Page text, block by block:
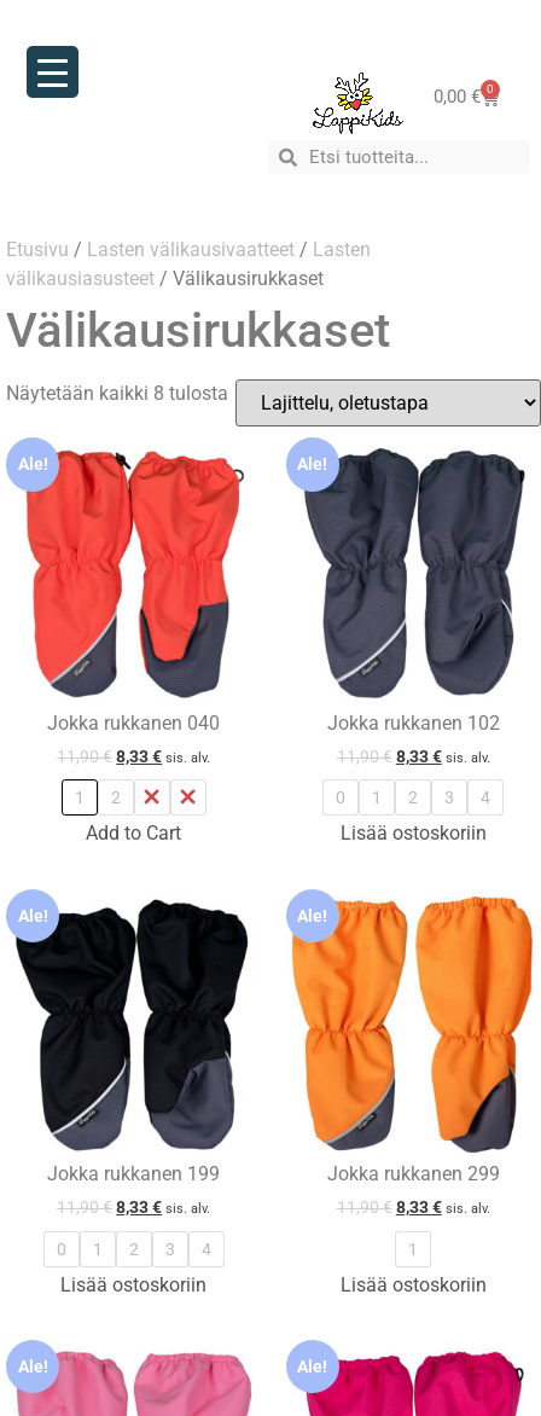
0,00 € 0
Etusivu / Lasten välikausivaatteet / Lasten
välikausiasusteet / Välikausirukkaset
Välikausirukkaset
Näytetään kaikki 8 tulosta
Ale!
Jokka rukkanen 040
11,90€ 8,33€ sis. alv.
1 2 3 4
Add to Cart
Ale!
Jokka rukkanen 102
11,90€ 8,33€ sis. alv.
0 1 2 3 4
Lisää ostoskoriin
Ale!
Jokka rukkanen 199
11,90€ 8,33€ sis. alv.
0 1 2 3 4
Lisää ostoskoriin
Ale!
Jokka rukkanen 299
11,90€ 8,33€ sis. alv.
1
Lisää ostoskoriin
Ale! Ale!